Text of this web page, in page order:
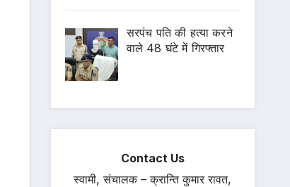
सरपंच पति की हत्या करने
वाले 48 घंटे में गिरफ्तार
Contact Us
स्वामी, संचालक – क्रान्ति कुमार रावत,